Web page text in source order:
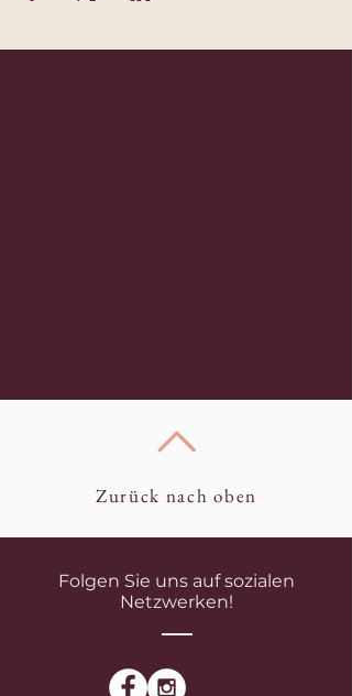
Zurück nach oben
Folgen Sie uns auf sozialen
Netzwerken!